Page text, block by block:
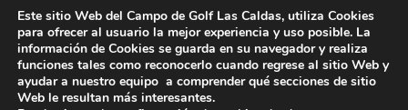
Destacada
Otras
Este sitio Web del Campo de Golf Las Caldas, utiliza Cookies
para ofrecer al usuario la mejor experiencia y uso posible. La
información de Cookies se guarda en su navegador y realiza
funciones tales como reconocerlo cuando regrese al sitio Web y
ayudar a nuestro equipo a comprender qué secciones de sitio
Web le resultan más interesantes.